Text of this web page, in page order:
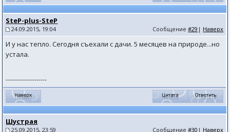
SteP-plus-SteP
24.09.2015, 19:04 Сообщение#29 | Наверх
И у нас тепло. Сегодня съехали с дачи. 5 месяцев на природе...но
устала.
--------------------
Шустрая
25.09.2015, 23:59 Сообщение#30 | Наверх